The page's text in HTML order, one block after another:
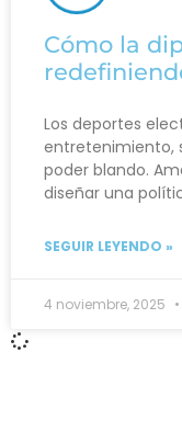
Cómo la
Los deportes
entretenimiento,
poder blando.
diseñar una
SEGUIR LEYENDO »
4 noviembre, 2025